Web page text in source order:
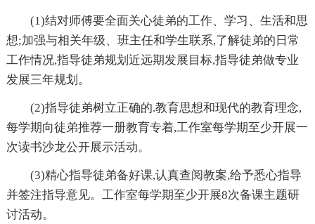
(1)结对师傅要全面关心徒弟的工作、学习、生活和思
想;加强与相关年级、班主任和学生联系,了解徒弟的日常
工作情况,指导徒弟规划近远期发展目标,指导徒弟做专业
发展三年规划。
(2)指导徒弟树立正确的.教育思想和现代的教育理念,
每学期向徒弟推荐一册教育专着,工作室每学期至少开展一
次读书沙龙公开展示活动。
(3)精心指导徒弟备好课,认真查阅教案,给予悉心指导
并签注指导意见。工作室每学期至少开展8次备课主题研
讨活动。